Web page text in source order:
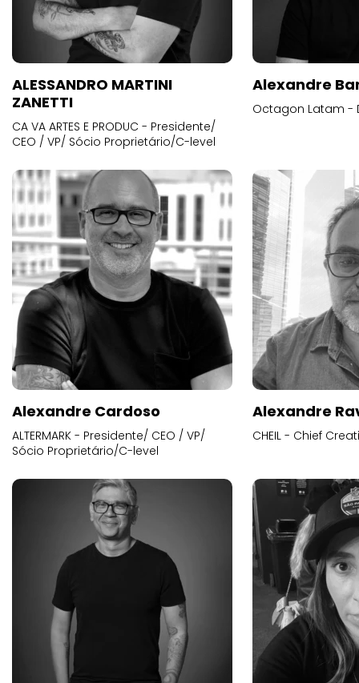
ALESSANDRO MARTINI
ZANETTI
CA VA ARTES E PRODUC - Presidente/
CEO / VP/ Sócio Proprietário/C-level
Alexandre
Octagon Latam -
Alexandre Cardoso
ALTERMARK - Presidente/ CEO / VP/
Sócio Proprietário/C-level
Alexandre
CHEIL - Chief